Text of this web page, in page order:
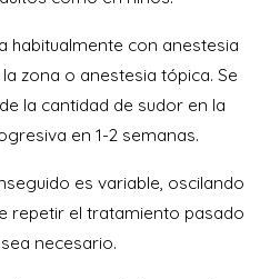
habitualmente con anestesia
zona o anestesia tópica. Se
la cantidad de sudor en la
en 1-2 semanas.
es variable, oscilando
repetir el tratamiento pasado
necesario.